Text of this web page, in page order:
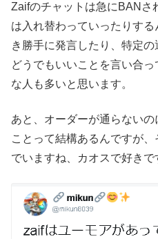
Zaifのチャットは急にBANさ
は入れ替わっていったりす
き勝手に発言したり、特定の
どうでもいいことを言い合
な人も多いと思います。
あと、オーダーが通らない
ことって結構あるんですが
でいますね、カオスで好きで